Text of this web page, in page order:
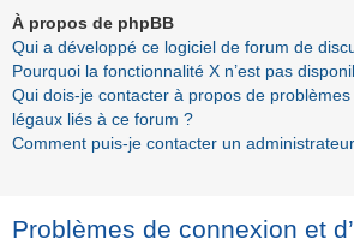
À propos de phpBB
Qui a développé ce logiciel de forum de
Pourquoi la fonctionnalité X n’est pas
Qui dois-je contacter à propos de problèmes
légaux liés à ce forum ?
Comment puis-je contacter un
Problèmes de connexion et